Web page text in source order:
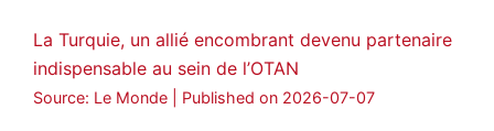
La Turquie, un allié encombrant devenu partenaire
indispensable au sein de l’OTAN
Source: Le Monde Published on 2026-07-07